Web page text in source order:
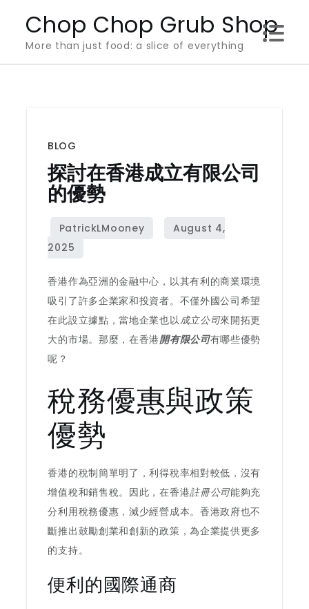
content
Chop Chop Grub Shop
More than just food: a slice of everything
BLOG
探討在香港成立有限公司
的優勢
香港作為亞洲的金融中心，以其有利的商業環境
吸引了許多企業家和投資者。不僅外國公司希望
在此設立據點，當地企業也以成立公司來開拓更
大的市場。那麼，在香港開有限公司有哪些優勢
呢？
稅務優惠與政策
優勢
香港的稅制簡單明了，利得稅率相對較低，沒有
增值稅和銷售稅。因此，在香港註冊公司能夠充
分利用稅務優惠，減少經營成本。香港政府也不
斷推出鼓勵創業和創新的政策，為企業提供更多
的支持。
便利的國際通商